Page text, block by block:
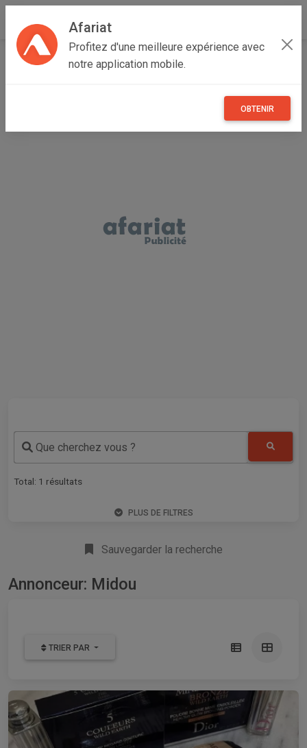
Afariat
Profitez d'une meilleure expérience avec
notre application mobile.
OBTENIR
Accueil Annonceur Midou
Que cherchez vous ?
Total: 1 résultats
PLUS DE FILTRES
Sauvegarder la recherche
Annonceur: Midou
TRIER PAR